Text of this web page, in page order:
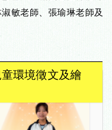
敏老師、張瑜琳老師及
環境徵文及繪